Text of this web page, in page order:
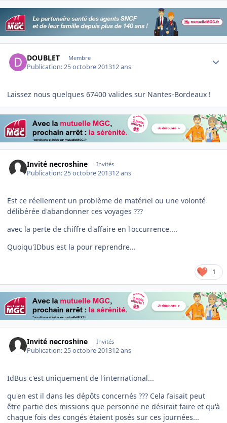
DOUBLET Membre
Publication:25 octobre 201312 ans
Laissez nous quelques 67400 valides sur Nantes-Bordeaux !
Invité necroshine Invités
Publication:25 octobre 201312 ans
Est ce réellement un problème de matériel ou une volonté
délibérée d'abandonner ces voyages ???
avec la perte de chiffre d'affaire en l'occurrence....
Quoiqu'IDbus est la pour reprendre...
1
Invité necroshine Invités
Publication:25 octobre 201312 ans
IdBus c'est uniquement de l'international...
qu'en est il dans les dépôts concernés ??? Cela faisait peut
être partie des missions que personne ne désirait faire et qu'à
chaque fois des congés étaient posés sur ces journées...